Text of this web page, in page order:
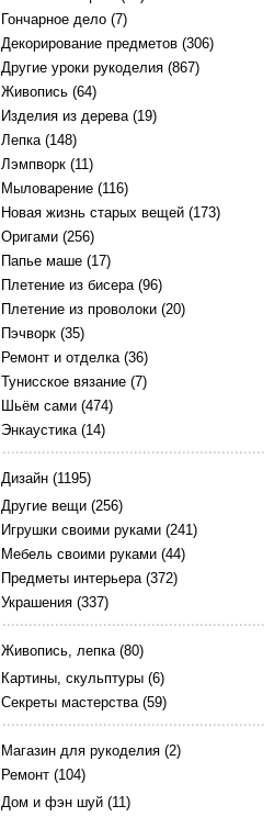
Гончарное дело (7)
Декорирование предметов (306)
Другие уроки рукоделия (867)
Живопись (64)
Изделия из дерева(19)
Лепка(148)
Лэмпворк (11)
Мыловарение (116)
Новая жизнь старых вещей (173)
Оригами (256)
Папье маше (17)
Плетение из бисера(96)
Плетение из проволоки (20)
Пэчворк (35)
Ремонт и отделка(36)
Тунисское вязание (7)
Шьём сами (474)
Энкаустика(14)
Дизайн (1195)
Другие вещи (256)
Игрушки своими руками (241)
Мебель своими руками (44)
Предметы интерьера(372)
Украшения (337)
Живопись, лепка(80)
Картины, скульптуры (6)
Секреты мастерства(59)
Магазин для рукоделия (2)
Ремонт (104)
Дом и фэн шуй (11)